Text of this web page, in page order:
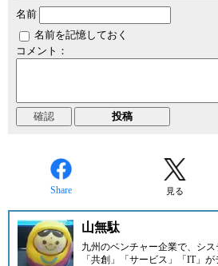
名前
名前を記憶しておく
コメント：
Share 見る
山無駄
九州のベンチャー企業で、シス
「共創」「サービス」「IT」が